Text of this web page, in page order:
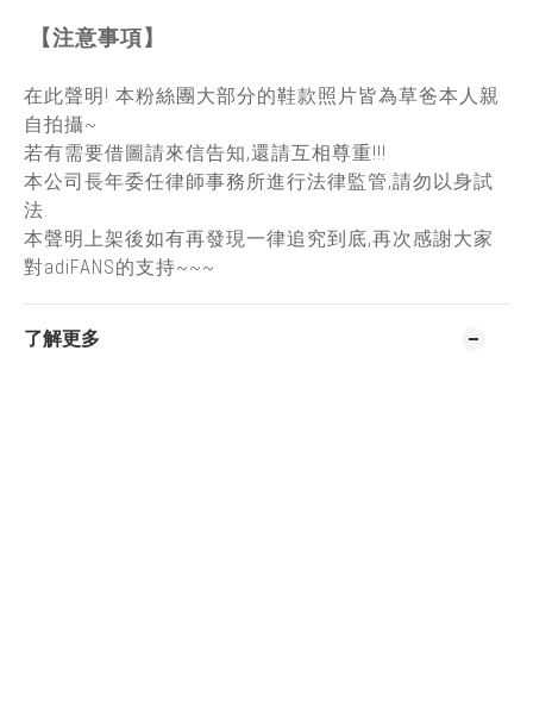
【注意事項】
在此聲明! 本粉絲團大部分的鞋款照片皆為草爸本人親
自拍攝~
若有需要借圖請來信告知,還請互相尊重!!!
本公司長年委任律師事務所進行法律監管,請勿以身試
法.
本聲明上架後如有再發現一律追究到底,再次感謝大家
對adiFANS的支持~~~
了解更多